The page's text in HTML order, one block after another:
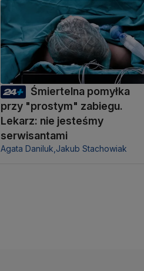
Śmiertelna pomyłka
przy "prostym" zabiegu.
Lekarz: nie jesteśmy
serwisantami
Agata Daniluk, Jakub Stachowiak